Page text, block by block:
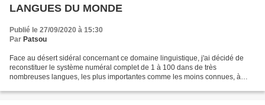
LANGUES DU MONDE
Publié le 27/09/2020 à 15:30
Par Patsou
Face au désert sidéral concernant ce domaine linguistique, j'ai décidé de
reconstituer le système numéral complet de 1 à 100 dans de très
nombreuses langues, les plus importantes comme les moins connues, à